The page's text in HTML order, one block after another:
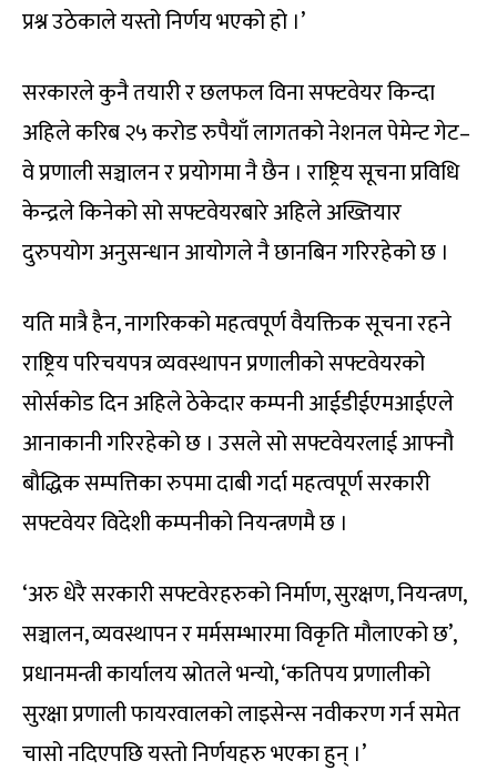
प्रश्न उठेकाले यस्तो निर्णय भएको हो ।’
सरकारले कुनै तयारी र छलफल विना सफ्टवेयर किन्दा
अहिले करिब २५ करोड रुपैयाँ लागतको नेशनल पेमेन्ट गेट–
वे प्रणाली सञ्चालन र प्रयोगमा नै छैन । राष्ट्रिय सूचना प्रविधि
केन्द्रले किनेको सो सफ्टवेयरबारे अहिले अख्तियार
दुरुपयोग अनुसन्धान आयोगले नै छानबिन गरिरहेको छ ।
यति मात्रै हैन, नागरिकको महत्वपूर्ण वैयक्तिक सूचना रहने
राष्ट्रिय परिचयपत्र व्यवस्थापन प्रणालीको सफ्टवेयरको
सोर्सकोड दिन अहिले ठेकेदार कम्पनी आईडीईएमआईएले
आनाकानी गरिरहेको छ । उसले सो सफ्टवेयरलाई आफ्नौ
बौद्धिक सम्पत्तिका रुपमा दाबी गर्दा महत्वपूर्ण सरकारी
सफ्टवेयर विदेशी कम्पनीको नियन्त्रणमै छ ।
‘अरु धेरै सरकारी सफ्टवेरहरुको निर्माण, सुरक्षण, नियन्त्रण,
सञ्चालन, व्यवस्थापन र मर्मसम्भारमा विकृति मौलाएको छ’,
प्रधानमन्त्री कार्यालय स्रोतले भन्यो, ‘कतिपय प्रणालीको
सुरक्षा प्रणाली फायरवालको लाइसेन्स नवीकरण गर्न समेत
चासो नदिएपछि यस्तो निर्णयहरु भएका हुन् ।’